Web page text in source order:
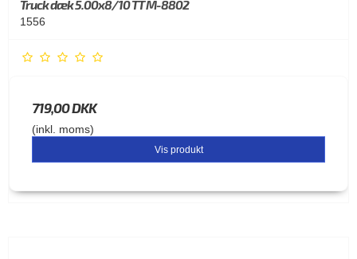
Truck dæk 5.00x8/10 TT M-8802
1556
719,00 DKK
(inkl. moms)
Vis produkt